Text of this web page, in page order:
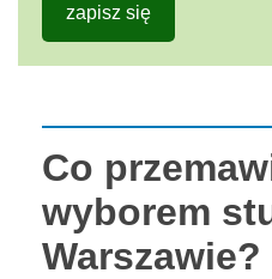
zapisz się
Co
wyborem
Warszawie?